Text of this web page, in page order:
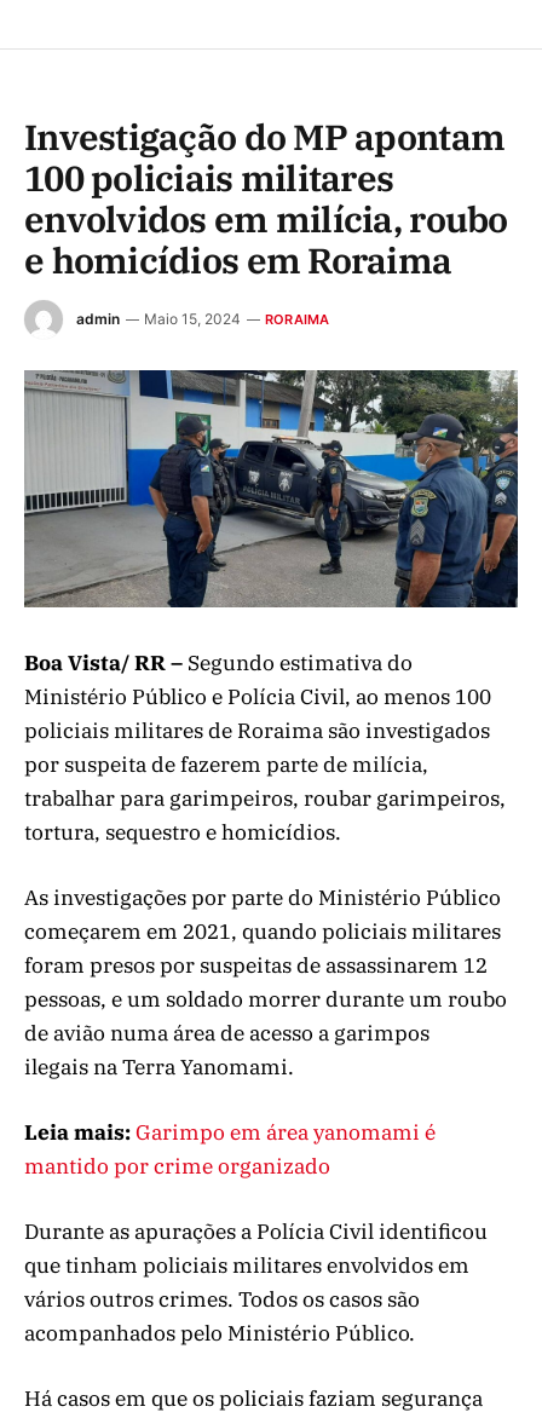
Investigação do MP apontam
100 policiais militares
envolvidos em milícia, roubo
e homicídios em Roraima
admin Maio 15, 2024 RORAIMA
Boa Vista/ RR – Segundo estimativa do
Ministério Público e Polícia Civil, ao menos 100
policiais militares de Roraima são investigados
por suspeita de fazerem parte de milícia,
trabalhar para garimpeiros, roubar garimpeiros,
tortura, sequestro e homicídios.
As investigações por parte do Ministério Público
começarem em 2021, quando policiais militares
foram presos por suspeitas de assassinarem 12
pessoas, e um soldado morrer durante um roubo
de avião numa área de acesso a garimpos
ilegais na Terra Yanomami.
Leia mais:Garimpo em área yanomami é
mantido por crime organizado
Durante as apurações a Polícia Civil identificou
que tinham policiais militares envolvidos em
vários outros crimes. Todos os casos são
acompanhados pelo Ministério Público.
Há casos em que os policiais faziam segurança